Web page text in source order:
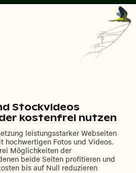
Stockvideos
kostenfrei nutzen
leistungsstarker Webseiten
hochwertigen Fotos und Videos.
Möglichkeiten der
beide Seiten profitieren und
bis auf Null reduzieren